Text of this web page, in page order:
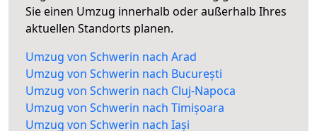
Sie einen Umzug innerhalb oder außerhalb Ihres
aktuellen Standorts planen.
Umzug von Schwerin nach Arad
Umzug von Schwerin nach București
Umzug von Schwerin nach Cluj-Napoca
Umzug von Schwerin nach Timișoara
Umzug von Schwerin nach Iași